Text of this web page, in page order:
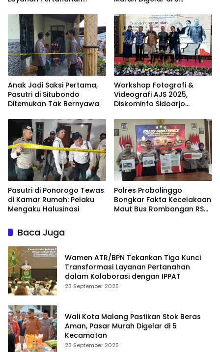
IPPAT
Anak Jadi Saksi Pertama,
Pasutri di Situbondo
Ditemukan Tak Bernyawa
Workshop Fotografi &
Videografi AJS 2025,
Diskominfo Sidoarjo
Angkat Sejarah dan
Budaya
Pasutri di Ponorogo Tewas
di Kamar Rumah: Pelaku
Mengaku Halusinasi
Polres Probolinggo
Bongkar Fakta Kecelakaan
Maut Bus Rombongan RS
Baca Juga
Wamen ATR/BPN Tekankan Tiga Kunci
Transformasi Layanan Pertanahan
dalam Kolaborasi dengan IPPAT
23 September 2025
Wali Kota Malang Pastikan Stok Beras
Aman, Pasar Murah Digelar di 5
Kecamatan
23 September 2025